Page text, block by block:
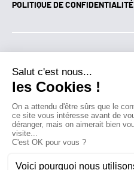
POLITIQUE DE CONFIDENTIALITÉ